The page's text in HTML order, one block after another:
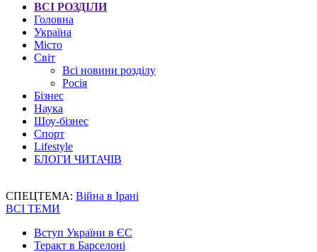
ВСІ РОЗДІЛИ
Головна
Україна
Місто
Світ
Всі новини розділу
Росія
Бізнес
Наука
Шоу-бізнес
Спорт
Lifestyle
БЛОГИ ЧИТАЧІВ
СПЕЦТЕМА: Війна в Ірані
ВСІ ТЕМИ
Вступ України в ЄС
Теракт в Барселоні